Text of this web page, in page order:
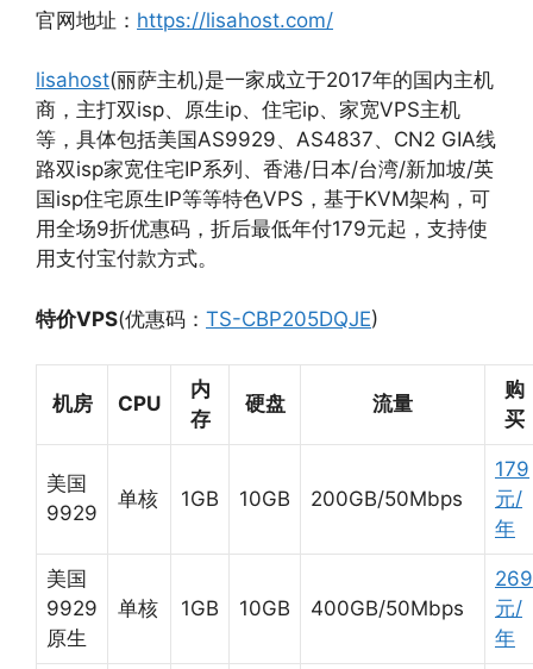
官网地址： https://lisahost.com/
lisahost(丽萨主机)是一家成立于2017年的国内主机
商，主打双isp、原生ip、住宅ip、家宽VPS主机
等，具体包括美国AS9929、AS4837、CN2 GIA线
路双isp家宽住宅IP系列、香港/日本/台湾/新加坡/英
国isp住宅原生IP等等特色VPS，基于KVM架构，可
用全场9折优惠码，折后最低年付179元起，支持使
用支付宝付款方式。
特价VPS(优惠码： TS-CBP205DQJE)
机房 CPU
内
存
硬盘 流量
购
买
美国
9929
单核 1GB 10GB 200GB/50Mbps
179
元/
年
美国
9929
原生
单核 1GB 10GB 400GB/50Mbps
269
元/
年